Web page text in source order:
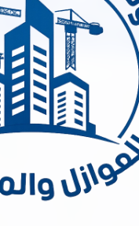
تعطي جمالا لمنزلك
رائدة في مجال تشطيب
مختصين في مجال
بالاضافة الى عمل
فلل تشطيب قصور على